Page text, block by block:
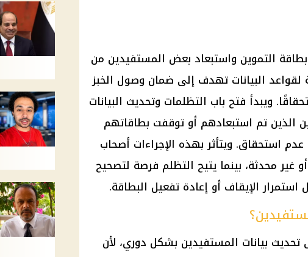
التموين واستبعاد بعض المستفيدين من
البيانات تهدف إلى ضمان وصول الخبز
ويبدأ فتح باب التظلمات وتحديث البيانات
2026 للمواطنين الذين تم استبعادهم أو توقفت بطاقاتهم
استحقاق. ويتأثر بهذه الإجراءات أصحاب
غير محدثة، بينما يتيح التظلم فرصة لتصحيح
الإيقاف أو إعادة تفعيل البطاقة.
بيانات المستفيدين بشكل دوري، لأن